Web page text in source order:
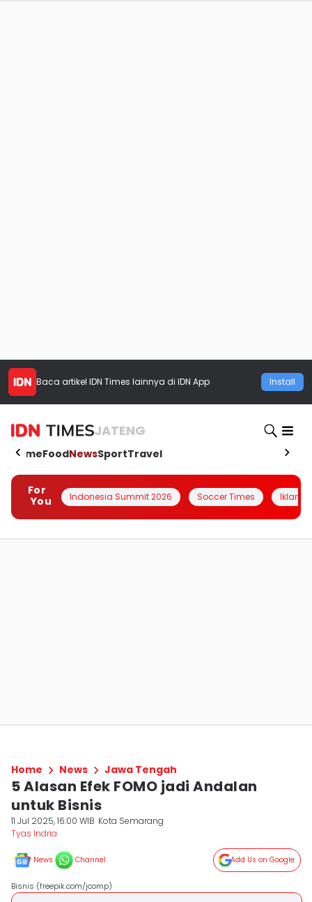
Baca artikel IDN Times lainnya di IDN App Install
JATENG
HomeFoodNewsSportTravel
For
You
Indonesia Summit 2026 Soccer Times Iklanin
Home News Jawa Tengah
5 Alasan Efek FOMO jadi Andalan
untuk Bisnis
11 Jul 2025, 16:00 WIB Kota Semarang
Tyas Indria
News Channel Add Us on Google
Bisnis (freepik.com/jcomp)